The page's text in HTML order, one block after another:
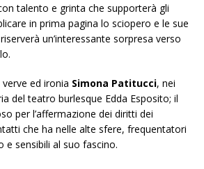
talento e grinta che supporterà gli
in prima pagina lo sciopero e le sue
un’interessante sorpresa verso
ed ironia Simona Patitucci, nei
del teatro burlesque Edda Esposito; il
per l’affermazione dei diritti dei
che ha nelle alte sfere, frequentatori
e sensibili al suo fascino.